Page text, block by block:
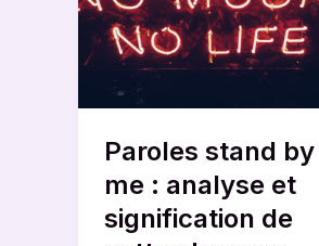
Paroles stand by
me : analyse et
signification de
me
:
analyse
et
de
cette
chanson
emblématique